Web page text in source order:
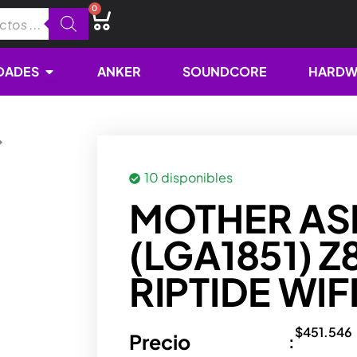
0
Cart
Open NOVEDADES
ANKER SOUNDCORE
10 disponibles
MOTHER
(LGA1851)
RIPTIDE
Precio :$451.546